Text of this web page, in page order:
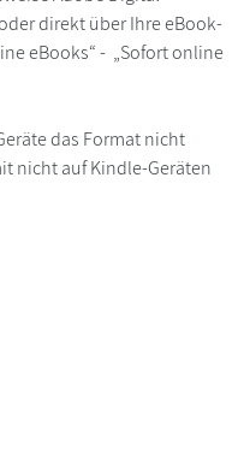
oder direkt über Ihre eBook-
eBooks“ - „Sofort online
das Format nicht
nicht auf Kindle-Geräten